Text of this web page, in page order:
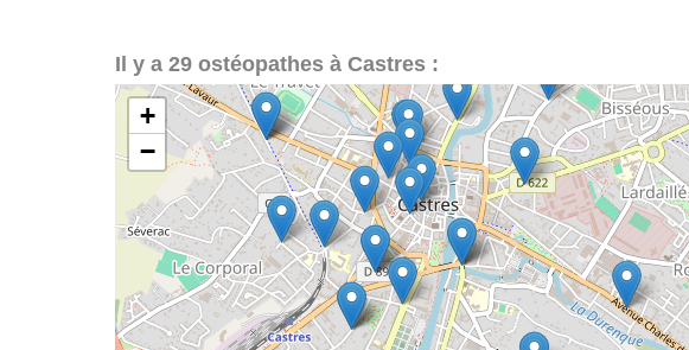
Il y a 29 ostéopathes à Castres :
+
−